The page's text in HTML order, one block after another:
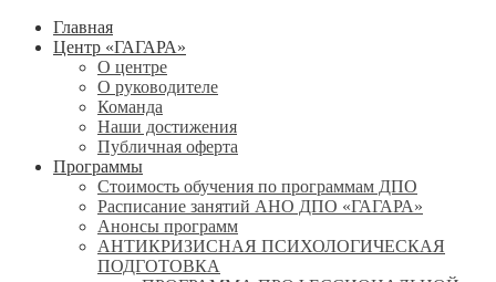
Главная
Центр «ГАГАРА»
О центре
О руководителе
Команда
Наши достижения
Публичная оферта
Программы
Стоимость обучения по программам ДПО
Расписание занятий АНО ДПО «ГАГАРА»
Анонсы программ
АНТИКРИЗИСНАЯ ПСИХОЛОГИЧЕСКАЯ
ПОДГОТОВКА